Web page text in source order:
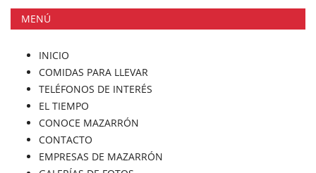
MENÚ
INICIO
COMIDAS PARA LLEVAR
TELÉFONOS DE INTERÉS
EL TIEMPO
CONOCE MAZARRÓN
CONTACTO
EMPRESAS DE MAZARRÓN